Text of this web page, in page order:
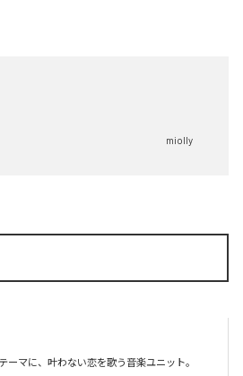
miolly
ーマに、叶わない恋を歌う音楽ユニット。